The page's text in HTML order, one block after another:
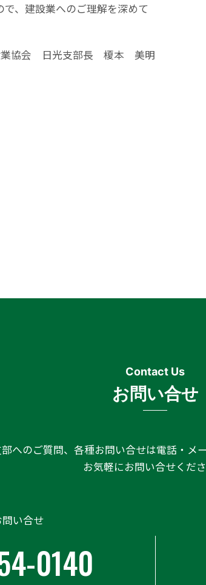
、建設業へのご理解を深めて
業協会 日光支部長 榎本 美明
お問い合せ
へのご質問、各種お問い合せは電話・メ
お気軽にお問い合せくださ
い合せ
0140